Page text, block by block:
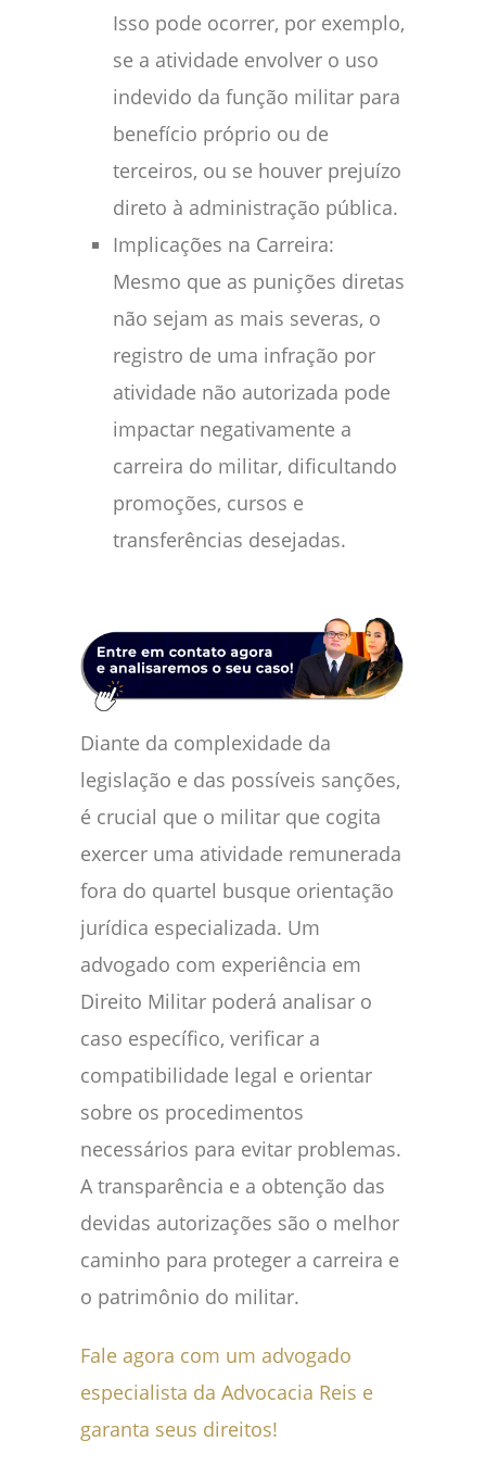
Isso pode ocorrer, por exemplo,
se a atividade envolver o uso
indevido da função militar para
benefício próprio ou de
terceiros, ou se houver prejuízo
direto à administração pública.
Implicações na Carreira:
Mesmo que as punições diretas
não sejam as mais severas, o
registro de uma infração por
atividade não autorizada pode
impactar negativamente a
carreira do militar, dificultando
promoções, cursos e
transferências desejadas.
Diante da complexidade da
legislação e das possíveis sanções,
é crucial que o militar que cogita
exercer uma atividade remunerada
fora do quartel busque orientação
jurídica especializada. Um
advogado com experiência em
Direito Militar poderá analisar o
caso específico, verificar a
compatibilidade legal e orientar
sobre os procedimentos
necessários para evitar problemas.
A transparência e a obtenção das
devidas autorizações são o melhor
caminho para proteger a carreira e
o patrimônio do militar.
Fale agora com um advogado
especialista da Advocacia Reis e
garanta seus direitos!